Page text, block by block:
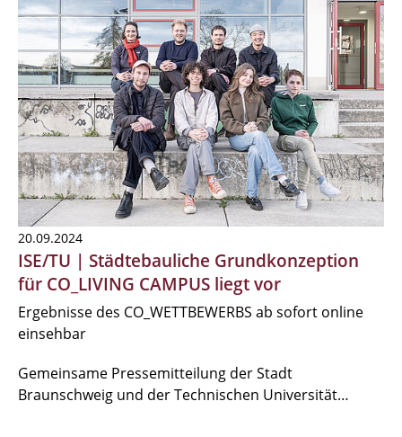
20.09.2024
ISE/TU | Städtebauliche Grundkonzeption
für CO_LIVING CAMPUS liegt vor
Ergebnisse des CO_WETTBEWERBS ab sofort online
einsehbar
Gemeinsame Pressemitteilung der Stadt
Braunschweig und der Technischen Universität…